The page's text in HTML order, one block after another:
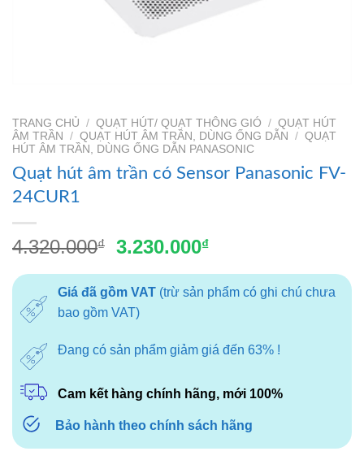
TRANG CHỦ / QUẠT HÚT/ QUẠT THÔNG GIÓ / QUẠT HÚT
ÂM TRẦN
/ QUẠT HÚT ÂM TRẦN, DÙNG ỐNG DẪN / QUẠT
HÚT ÂM TRẦN, DÙNG ỐNG DẪN PANASONIC
Quạt hút âm trần có Sensor Panasonic FV-
24CUR1
4.320.000₫
Giá
là:
4.320.000₫.
3.230.000₫Giá
tại
là:
Giá đã gồm VAT(trừ sản phẩm có ghi chú chưa
bao gồm VAT)
Đang có sản phẩm giảm giá đến 63% !
Cam kết hàng chính hãng, mới 100%
Bảo hành theo chính sách hãng